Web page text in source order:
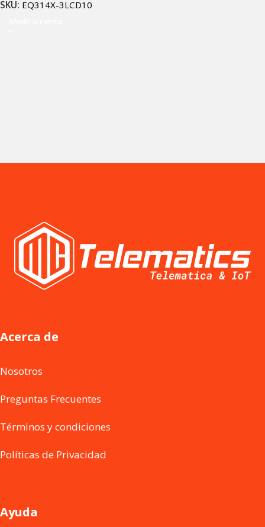
SKU: EQ314X-3LCD10
Acerca de
Nosotros
Preguntas Frecuentes
Términos y condiciones
Políticas de Privacidad
Ayuda